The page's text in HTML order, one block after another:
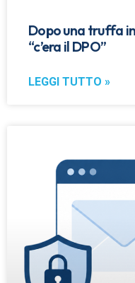
Dopo una truffa
“c’era il DPO”
LEGGI TUTTO »